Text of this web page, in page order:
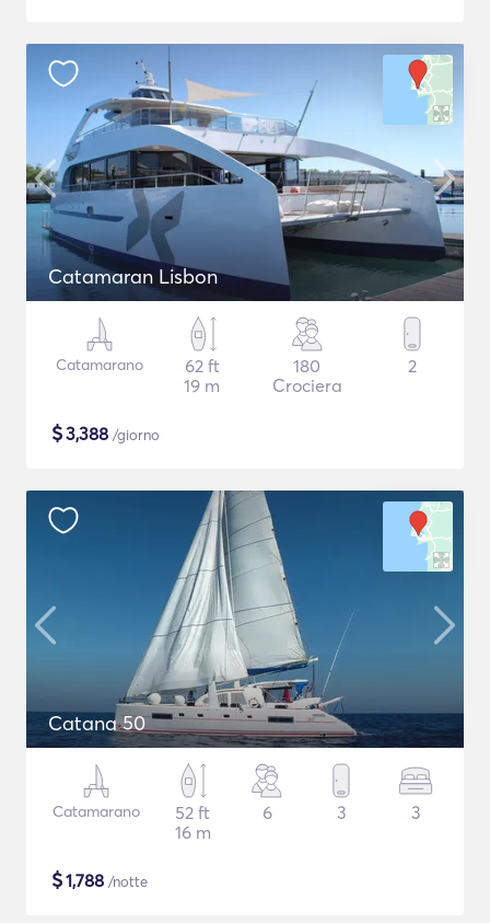
Catamaran Lisbon
Catamarano
62 ft
19 m
180
Crociera
2
$3,388 /giorno
Catana 50
Catamarano
52 ft
16 m
6 3 3
$1,788 /notte